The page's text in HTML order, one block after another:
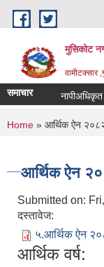
Skip to main content
मुसिकोट
वामीटक्सार
समाचार नापीअधिकृत
You are
Home » आर्थिक ऐन
आर्थिक ऐन
Submitted on:
दस्तावेज:
५.आर्थिक ऐन
आर्थिक वर्ष: